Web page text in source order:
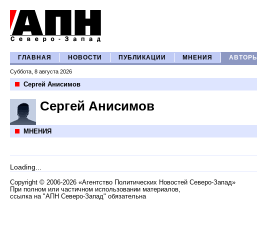
ГЛАВНАЯ НОВОСТИ ПУБЛИКАЦИИ МНЕНИЯ АВТОРЫ
Суббота, 8 августа 2026
Сергей Анисимов
Сергей Анисимов
МНЕНИЯ
Loading...
Copyright © 2006-2026 «Агентство Политических Новостей Северо-Запад»
При полном или частичном использовании материалов,
ссылка на "АПН Северо-Запад" обязательна